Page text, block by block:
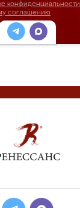
конфиденциальности
соглашению